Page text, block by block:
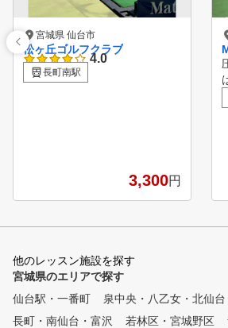
宮城県 仙台市
松ヶ丘ゴルフクラブ
4.0
長町南駅
3,300円
他のレッスン施設を探す
宮城県のエリアで探す
仙台駅・一番町
泉中央・八乙女・北仙台
長町・南仙台・富沢
若林区・宮城野区